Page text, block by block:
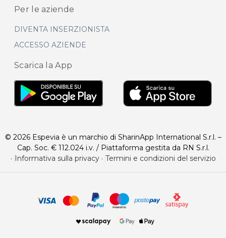
Per le aziende
DIVENTA INSERZIONISTA
ACCESSO AZIENDE
Scarica la App
© 2026 Espevia è un marchio di SharinApp International S.r.l. –
Cap. Soc. € 112.024 i.v. / Piattaforma gestita da RN S.r.l.
· Informativa sulla privacy· Termini e condizioni del servizio